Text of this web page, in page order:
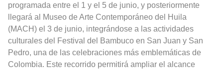
programada entre el 1 y el 5 de junio, y posteriormente
llegará al Museo de Arte Contemporáneo del Huila
(MACH) el 3 de junio, integrándose a las actividades
culturales del Festival del Bambuco en San Juan y San
Pedro, una de las celebraciones más emblemáticas de
Colombia. Este recorrido permitirá ampliar el alcance